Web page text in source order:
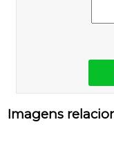
Imagens